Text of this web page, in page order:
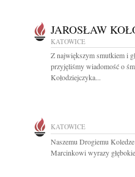
JAROSŁAW
KATOWICE
Z największym smutkiem i
przyjęliśmy wiadomość o
Kołodziejczyka...
KATOWICE
Naszemu Drogiemu
Marcinkowi wyrazy